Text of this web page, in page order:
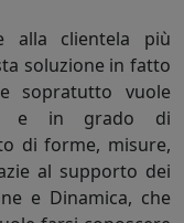
alla clientela più
soluzione in fatto
sopratutto vuole
e in grado di
di forme, misure,
al supporto dei
e Dinamica, che